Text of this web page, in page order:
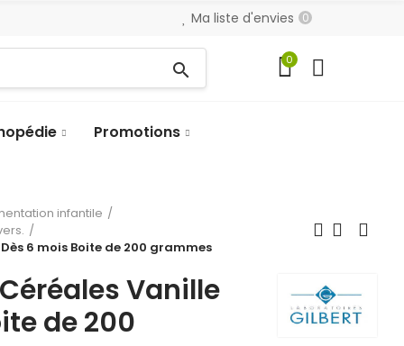
Ma liste d'envies 0
search 0
Promotions
infantile
6 mois Boite de 200 grammes
Vanille
de 200